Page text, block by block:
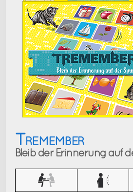
Tremember
Bleib der Erinnerung auf